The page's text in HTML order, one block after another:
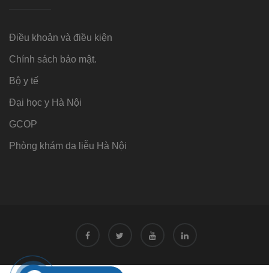
Điều khoản và điều kiện
Chính sách bảo mật.
Bộ y tế
Đại học y Hà Nội
GCOP
Phòng khám da liễu Hà Nội